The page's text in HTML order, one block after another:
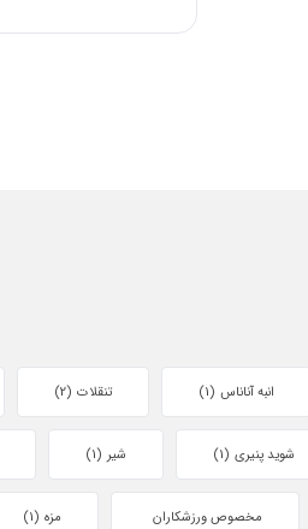
انبه آناناس (1) تنقلات (2)
شوید پنیری (1) شیر (1)
مخصوص ورزشکاران مزه (1)